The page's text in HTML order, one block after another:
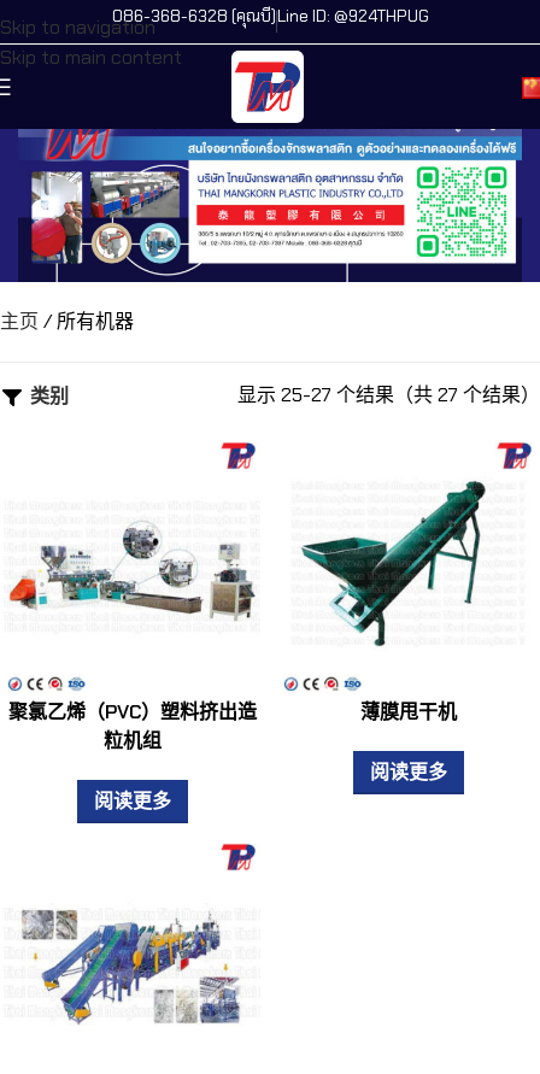
Skip to navigation
Skip to main content
086-368-6328 (คุณบี)Line ID: @924THPUG
主页 /所有机器
类别 显示 25-27 个结果（共 27 个结果）
聚氯乙烯（PVC）塑料挤出造
粒机组
阅读更多
薄膜甩干机
阅读更多